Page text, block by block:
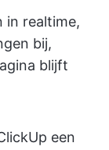
in realtime,
bij,
blijft
een